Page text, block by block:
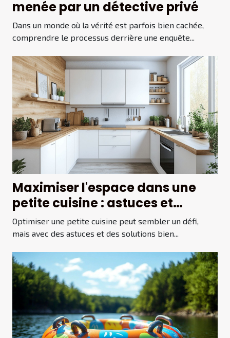
menée par un détective privé
Dans un monde où la vérité est parfois bien cachée,
comprendre le processus derrière une enquête...
Maximiser l'espace dans une
petite cuisine : astuces et
solutions
Optimiser une petite cuisine peut sembler un défi,
mais avec des astuces et des solutions bien...